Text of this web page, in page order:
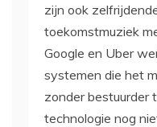
zijn ook
toekomstmuziek
Google en Uber
systemen die het
zonder bestuurder
technologie nog